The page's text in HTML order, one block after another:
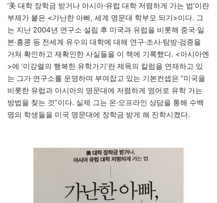
‘美 대학 장학금 받거나 아시아·유럽 대학 저렴하게 가는 법’이란
부제가 붙은 <가난한 아빠, 세계 명문대 학부모 되기>이다. 그
는 지난 2004년 연구소 설립 후 미국과 유럽을 비롯해 중국·일
본·홍콩 등 전세계 유수의 대학에 대해 연구·조사·탐방·검증을
거쳐 확인하고 재확인한 사실들을 이 책에 기록했다. <아시아엔
>에 ‘이강렬의 행복한 유학가기’란 제목의 칼럼을 연재하고 있
는 그가 연구소를 운영하며 부여잡고 있는 기본컨셉은 “미국을
비롯한 유럽과 아시아의 명문대에 저렴하게 영어로 유학 가는
방법을 찾는 것”이다. 실제 그는 온·오프라인 상담을 통해 수백
명의 학생들을 미국 명문대에 장학금 받게 해 진학시켰다.